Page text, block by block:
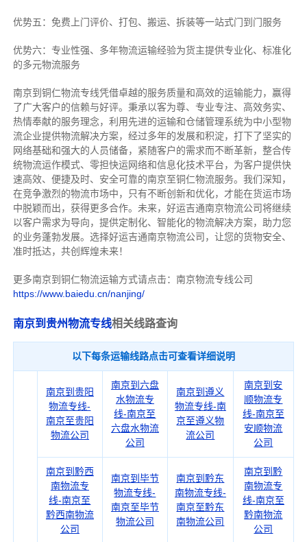
优势五：免费上门评价、打包、搬运、拆装等一站式门到门服务
优势六：专业性强、多年物流运输经验为货主提供专业化、标准化
的多元物流服务
南京到铜仁物流专线凭借卓越的服务质量和高效的运输能力，赢得
了广大客户的信赖与好评。 秉承以客为尊、专业专注、高效务实、
热情奉献的服务理念，利用先进的运输和仓储管理系统为中小型物
流企业提供物流解决方案，经过多年的发展和积淀，打下了坚实的
网络基础和强大的人员储备，紧随客户的需求而不断革新，整合传
统物流运作模式、零担快运网络和信息化技术平台，为客户提供快
速高效、便捷及时、安全可靠的南京至铜仁物流服务。 我们深知，
在竞争激烈的物流市场中，只有不断创新和优化，才能在货运市场
中脱颖而出，获得更多合作。 未来，好运吉通南京物流公司将继续
以客户需求为导向，提供定制化、智能化的物流解决方案，助力您
的业务蓬勃发展。选择好运吉通南京物流公司，让您的货物安全、
准时抵达，共创辉煌未来！
更多南京到铜仁物流运输方式请点击：南京物流专线公司
https://www.baiedu.cn/nanjing/
南京到贵州物流专线相关线路查询
以下每条运输线路点击可查看详细说明
南京到贵阳
物流专线-
南京至贵阳
物流公司
南京到六盘
水物流专
线-南京至
六盘水物流
公司
南京到遵义
物流专线-南
京至遵义物
流公司
南京到安
顺物流专
线-南京至
安顺物流
公司
南京到黔西
南物流专
线-南京至
黔西南物流
公司
南京到毕节
物流专线-
南京至毕节
物流公司
南京到黔东
南物流专线-
南京至黔东
南物流公司
南京到黔
南物流专
线-南京至
黔南物流
公司